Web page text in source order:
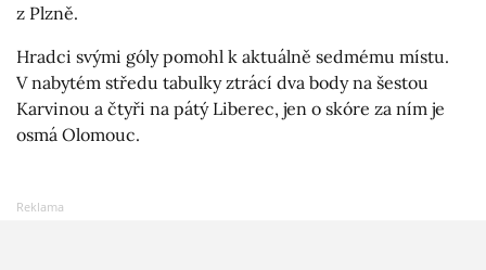
z Plzně.
Hradci svými góly pomohl k aktuálně sedmému místu.
V nabytém středu tabulky ztrácí dva body na šestou
Karvinou a čtyři na pátý Liberec, jen o skóre za ním je
osmá Olomouc.